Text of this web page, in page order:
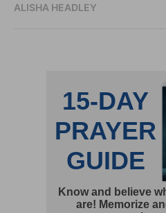
ALISHA HEADLEY